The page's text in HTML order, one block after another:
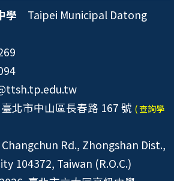
學 Taipei Municipal Datong
北市中山區長春路 167 號 ( 查詢學
Rd., Zhongshan Dist.,
104372, Taiwan (R.O.C.)